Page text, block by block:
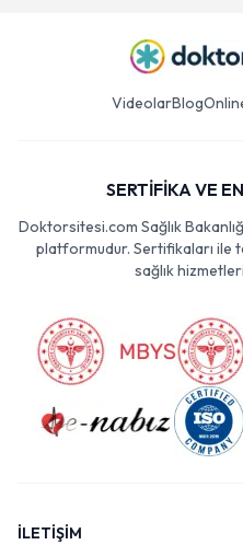
VideolarBlog
SERTİFİKA VE
Doktorsitesi.com Sağlık
platformudur. Sertifikaları ile
sağlık
İLETİŞİM